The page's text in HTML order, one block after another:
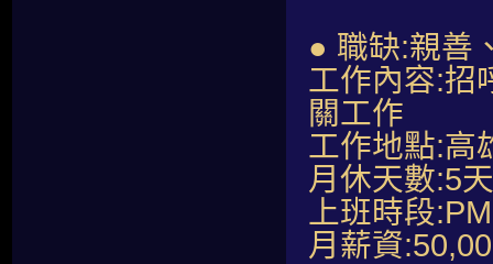
● 職缺:親善
工作內容:招
關工作
工作地點:高
月休天數:5
上班時段
月薪資